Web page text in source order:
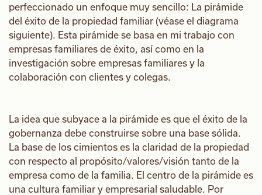
perfeccionado un enfoque muy sencillo: La pirámide
del éxito de la propiedad familiar (véase el diagrama
siguiente). Esta pirámide se basa en mi trabajo con
empresas familiares de éxito, así como en la
investigación sobre empresas familiares y la
colaboración con clientes y colegas.
La idea que subyace a la pirámide es que el éxito de la
gobernanza debe construirse sobre una base sólida.
La base de los cimientos es la claridad de la propiedad
con respecto al propósito/valores/visión tanto de la
empresa como de la familia. El centro de la pirámide es
una cultura familiar y empresarial saludable. Por